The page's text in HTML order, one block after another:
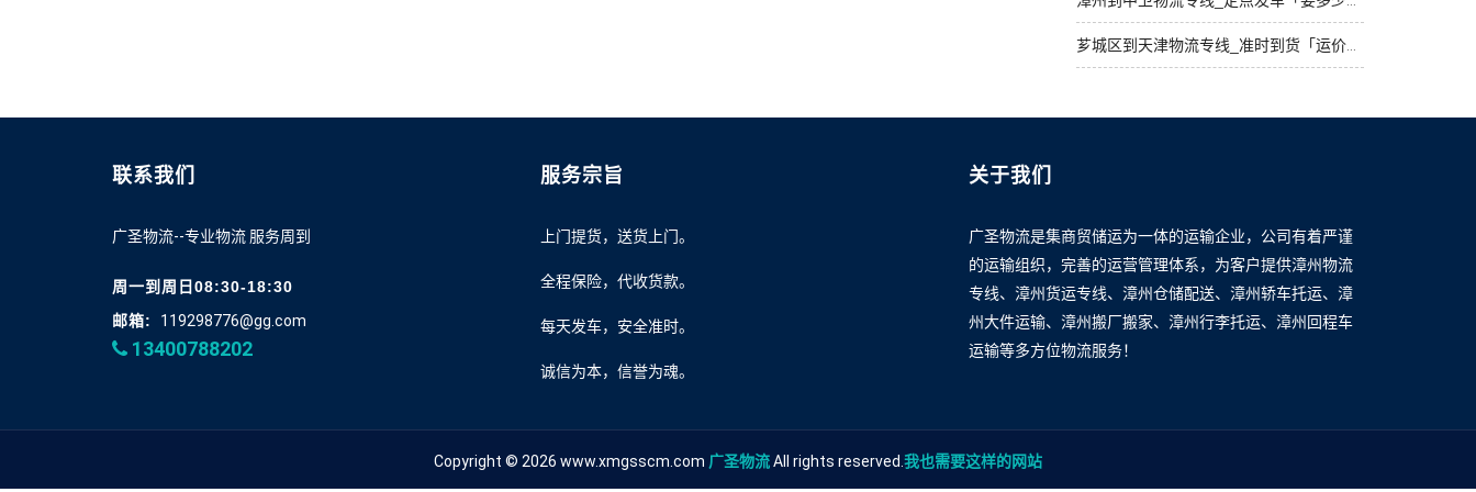
芗城区到天津物流专线_准时到货「运价实惠」
联系我们
广圣物流--专业物流 服务周到
周一到周日08:30-18:30
邮箱:
119298776@gg.com
13400788202
服务宗旨
上门提货，送货上门。
全程保险，代收货款。
每天发车，安全准时。
诚信为本，信誉为魂。
关于我们
广圣物流是集商贸储运为一体的运输企业，公司有着严谨
的运输组织，完善的运营管理体系，为客户提供漳州物流
专线、漳州货运专线、漳州仓储配送、漳州轿车托运、漳
州大件运输、漳州搬厂搬家、漳州行李托运、漳州回程车
运输等多方位物流服务！
Copyright © 2026 www.xmgsscm.com 广圣物流All rights reserved.我也需要这样的网站